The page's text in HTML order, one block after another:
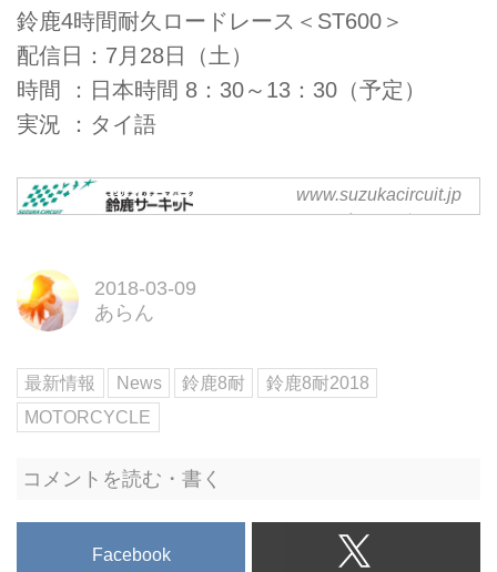
鈴鹿4時間耐久ロードレース＜ST600＞
配信日：7月28日（土）
時間 ：日本時間 8：30～13：30（予定）
実況 ：タイ語
2018年 鈴鹿サーキット主要レ
ース・イベント｜モータース
www.suzukacircuit.jp
2018-03-09
あらん
最新情報 News 鈴鹿8耐
鈴鹿8耐2018
MOTORCYCLE
コメントを読む・書く
Facebook